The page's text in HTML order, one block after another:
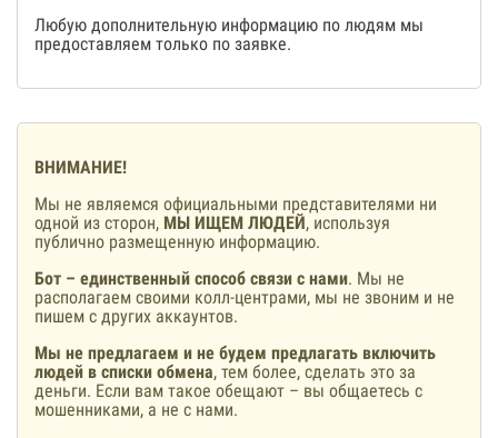
Любую дополнительную информацию по людям мы
предоставляем только по заявке.
ВНИМАНИЕ!
Мы не являемся официальными представителями ни
одной из сторон, МЫ ИЩЕМ ЛЮДЕЙ, используя
публично размещенную информацию.
Бот – единственный способ связи с нами. Мы не
располагаем своими колл-центрами, мы не звоним и не
пишем с других аккаунтов.
Мы не предлагаем и не будем предлагать включить
людей в списки обмена, тем более, сделать это за
деньги. Если вам такое обещают – вы общаетесь с
мошенниками, а не с нами.